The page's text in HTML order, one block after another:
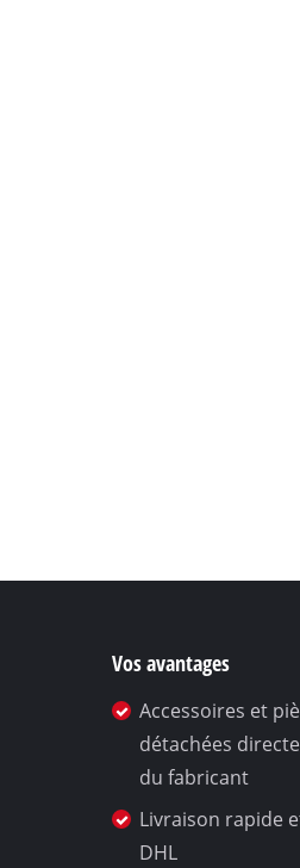
Vos avantages
Accessoires et
détachées
du fabricant
Livraison rapide
DHL